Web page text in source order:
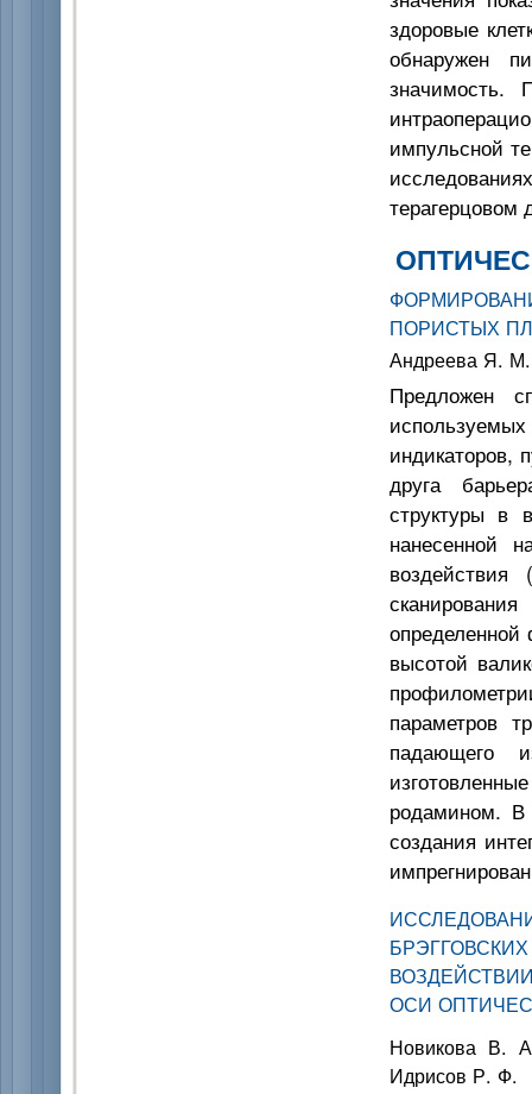
здоровые
обнаружен
значимость.
импульсной
терагерцовом
ПОРИСТЫХ
Андреева Я.
Предложен
индикаторов,
друга
структуры в
нанесенной
высотой
параметров
падающего
родамином. В
создания
ОСИ
Новикова В.
Идрисов Р. Ф.